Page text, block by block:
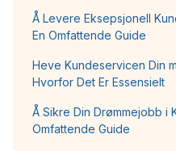
Å Levere Eksepsjonell
En Omfattende Guide
Heve Kundeservicen Din
Hvorfor Det Er Essensielt
Å Sikre Din Drømmejobb i
Omfattende Guide